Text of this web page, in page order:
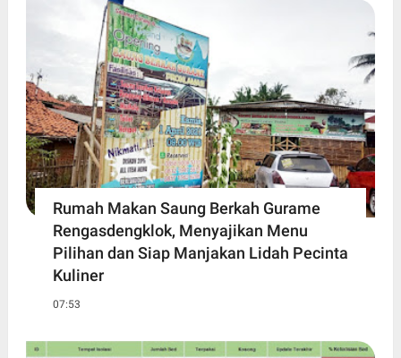
Rumah Makan Saung Berkah Gurame
Rengasdengklok, Menyajikan Menu
Pilihan dan Siap Manjakan Lidah Pecinta
Kuliner
07:53